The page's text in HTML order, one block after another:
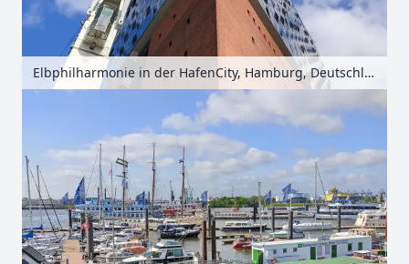
Elbphilharmonie in der HafenCity, Hamburg, Deutschland